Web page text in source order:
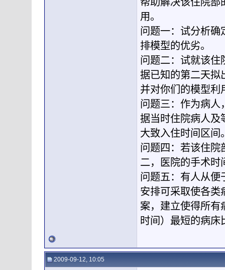
用。
问题一：试分析确
排模型的优劣。
问题二：试就该住
据已知的第二天拟
并对你们的模型利
问题三：作为病人
据当时住院病人及
大致入住时间区间
问题四：若该住院
二，医院的手术时
问题五：有人从便
安排可采取使各类
案，建立使得所有
时间）最短的病床
2009-09-12, 10:05